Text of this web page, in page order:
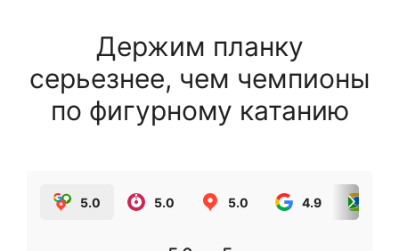
Держим планку
серьезнее, чем чемпионы
по фигурному катанию
5.0 5.0 5.0 4.9